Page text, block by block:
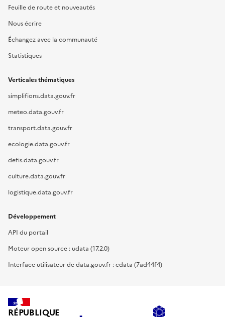
Feuille de route et nouveautés
Nous écrire
Échangez avec la communauté
Statistiques
Verticales thématiques
simplifions.data.gouv.fr
meteo.data.gouv.fr
transport.data.gouv.fr
ecologie.data.gouv.fr
defis.data.gouv.fr
culture.data.gouv.fr
logistique.data.gouv.fr
Développement
API du portail
Moteur open source : udata (17.2.0)
Interface utilisateur de data.gouv.fr : cdata (7ad44f4)
RÉPUBLIQUE